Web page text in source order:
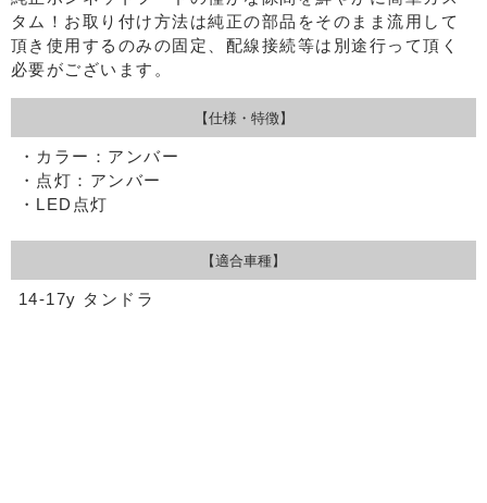
タム！お取り付け方法は純正の部品をそのまま流用して
頂き使用するのみの固定、配線接続等は別途行って頂く
必要がございます。
【仕様・特徴】
・カラー：アンバー
・点灯：アンバー
・LED点灯
【適合車種】
14-17y タンドラ